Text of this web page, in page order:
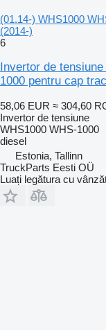
(01.14-) WHS1000
(2014-)
6
Invertor de
1000 pentru cap
58,06 EUR ≈ 304,60
Invertor de tensiune
WHS1000 WHS-1000
diesel
Estonia, Tallinn
TruckParts Eesti OÜ
Luați legătura cu